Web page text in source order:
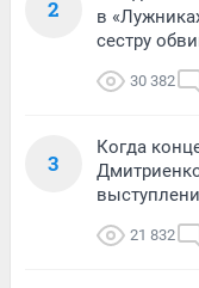
2
в
сестру
30 382
3
Когда
21 832